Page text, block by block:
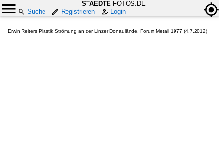
STAEDTE-FOTOS.DE
Suche
Registrieren Login
Erwin Reiters Plastik Strömung an der Linzer Donaulände, Forum Metall 1977 (4.7.2012)